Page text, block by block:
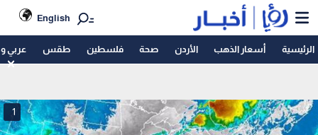
English
الرئيسية أسعار الذهب الأردن صحة فلسطين طقس عربي
1